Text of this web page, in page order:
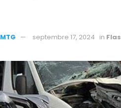
septembre 17, 2024 in